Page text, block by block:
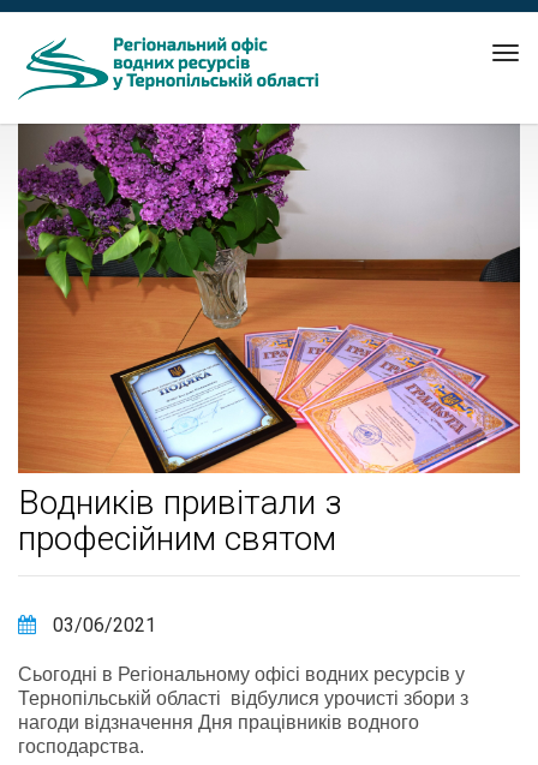
Водників привітали з
професійним святом
03/06/2021
Сьогодні в Регіональному офісі водних ресурсів у
Тернопільській області відбулися урочисті збори з
нагоди відзначення Дня працівників водного
господарства.